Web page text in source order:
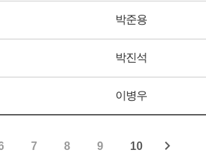
박준용
박진석
이병우
7 8 9 10